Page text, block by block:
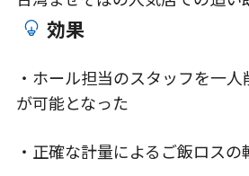
効果
・ホール担当のスタッフを一
が可能となった
・正確な計量によるご飯ロスの